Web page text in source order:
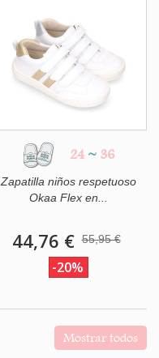
24 ~ 36
Zapatilla niños respetuoso
Okaa Flex en...
44,76 € 55,95 €
-20%
Mostrar todos